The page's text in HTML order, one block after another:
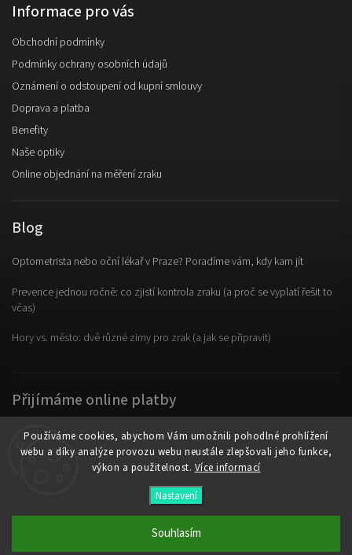
Používáme cookies, abychom Vám umožnili pohodlné prohlížení
webu a díky analýze provozu webu neustále zlepšovali jeho funkce,
výkon a použitelnost. Více informací
Nastavení
Souhlasím
Informace pro vás
Obchodní podmínky
Podmínky ochrany osobních údajů
Oznámení o odstoupení od kupní smlouvy
Doprava a platba
Benefity
Naše optiky
Online objednání na měření zraku
Blog
Optometrista nebo oční lékař v Praze? Poradíme vám, kdy kam jít
Prevence jednou ročně: co zjistí kontrola zraku (a proč se vyplatí řešit to
včas)
Hory vs. město: dvě různé zimy pro zrak (a jak se připravit)
Přijímáme online platby
OpticLab. Všechna práva vyhrazena.